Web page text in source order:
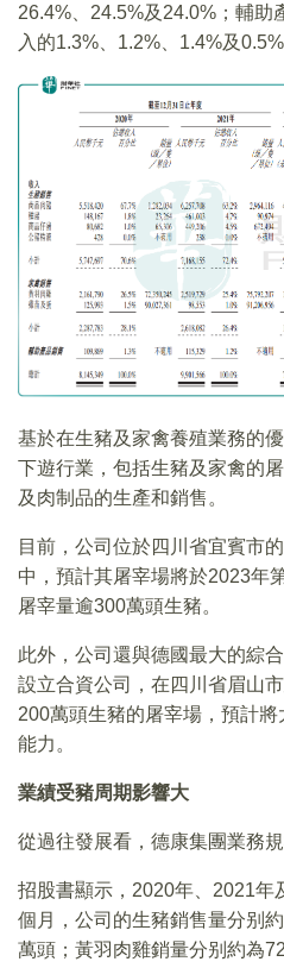
26.4%、24.5%及24.0%；輔助
入的1.3%、1.2%、1.4%及0.5%
基於在生豬及家禽養殖業務的
下遊行業，包括生豬及家禽的
及肉制品的生產和銷售。
目前，公司位於四川省宜賓市
中，預計其屠宰場將於2023年
屠宰量逾300萬頭生豬。
此外，公司還與德國最大的綜
設立合資公司，在四川省眉山
200萬頭生豬的屠宰場，預計
能力。
業績受豬周期影響大
從過往發展看，德康集團業務規
招股書顯示，2020年、2021年
個月，公司的生豬銷售量分别
萬頭；黃羽肉雞銷量分别約為